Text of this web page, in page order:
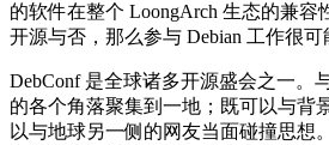
的软件在整个 LoongArch 生态的兼
开源与否，那么参与 Debian 工作很可
DebConf 是全球诸多开源盛会之一。
的各个角落聚集到一地；既可以与背
以与地球另一侧的网友当面碰撞思想